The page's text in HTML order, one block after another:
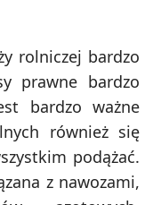
rolniczej bardzo
prawne bardzo
bardzo ważne
również się
podążać.
z nawozami,